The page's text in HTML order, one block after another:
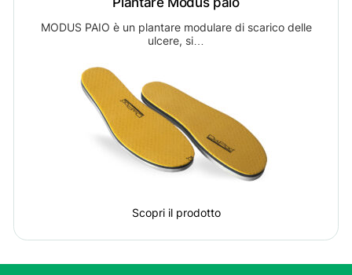
MODUS PAIO è un plantare modulare di scarico delle
ulcere, si…
Scopri il prodotto